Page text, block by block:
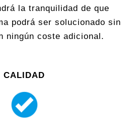
la tranquilidad de que
podrá ser solucionado sin
ningún coste adicional.
CALIDAD